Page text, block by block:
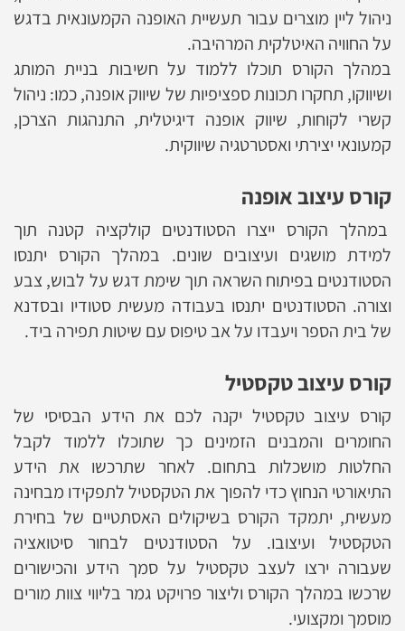
ניהול ליין מוצרים עבור תעשיית האופנה הקמעונאית בדגש
על החוויה האיטלקית המרהיבה.
במהלך הקורס תוכלו ללמוד על חשיבות בניית המותג
ושיווקו, תחקרו תכונות ספציפיות של שיווק אופנה, כמו: ניהול
קשרי לקוחות, שיווק אופנה דיגיטלית, התנהגות הצרכן,
קמעונאי יצירתי ואסטרטגיה שיווקית.
קורס עיצוב אופנה
במהלך הקורס ייצרו הסטודנטים קולקציה קטנה תוך
למידת מושגים ועיצובים שונים. במהלך הקורס יתנסו
הסטודנטים בפיתוח השראה תוך שימת דגש על לבוש, צבע
וצורה. הסטודנטים יתנסו בעבודה מעשית סטודיו ובסדנא
של בית הספר ויעבדו על אב טיפוס עם שיטות תפירה ביד.
קורס עיצוב טקסטיל
קורס עיצוב טקסטיל יקנה לכם את הידע הבסיסי של
החומרים והמבנים הזמינים כך שתוכלו ללמוד לקבל
החלטות מושכלות בתחום. לאחר שתרכשו את הידע
התיאורטי הנחוץ כדי להפוך את הטקסטיל לתפקידו מבחינה
מעשית, יתמקד הקורס בשיקולים האסתטיים של בחירת
הטקסטיל ועיצובו. על הסטודנטים לבחור סיטואציה
שעבורה ירצו לעצב טקסטיל על סמך הידע והכישורים
שרכשו במהלך הקורס וליצור פרויקט גמר בליווי צוות מורים
מוסמך ומקצועי.